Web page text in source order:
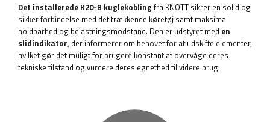
Det installerede K20-B kuglekobling fra KNOTT sikrer en solid og
sikker forbindelse med det trækkende køretøj samt maksimal
holdbarhed og belastningsmodstand. Den er udstyret med en
slidindikator, der informerer om behovet for at udskifte elementer,
hvilket gør det muligt for brugere konstant at overvåge deres
tekniske tilstand og vurdere deres egnethed til videre brug.